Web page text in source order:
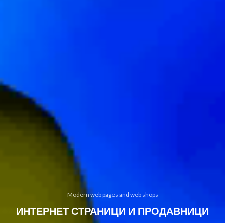
Modern web pages and web shops
ИНТЕРНЕТ СТРАНИЦИ И ПРОДАВНИЦИ